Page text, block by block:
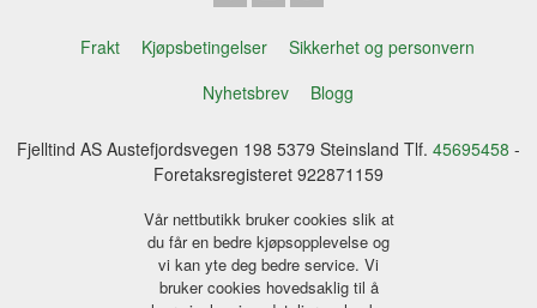
Frakt Kjøpsbetingelser
Sikkerhet og personvern
Nyhetsbrev
Blogg
Fjelltind AS Austefjordsvegen 198 5379 Steinsland Tlf. 45695458 -
Foretaksregisteret 922871159
Vår nettbutikk bruker cookies slik at
du får en bedre kjøpsopplevelse og
vi kan yte deg bedre service. Vi
bruker cookies hovedsaklig til å